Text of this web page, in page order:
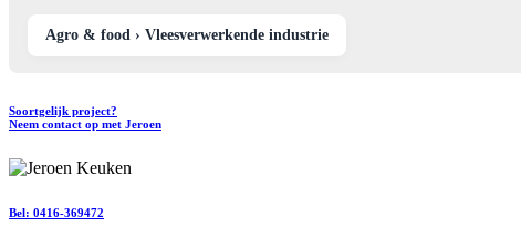
Agro & food › Vleesverwerkende industrie
Soortgelijk project?
Neem contact op met Jeroen
Bel: 0416-369472